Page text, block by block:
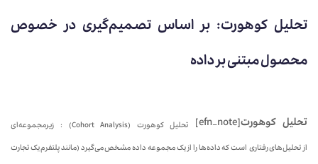
تحلیل کوهورت: بر اساس تصمیم‌گیری در خصوص
محصول مبتنی بر داده
تحلیل کوهورت[efn_note]
تحلیل کوهورت (Cohort Analysis) : زیرمجموعه‌ای
از تحلیل‌های رفتاری است که داده‌ها را از یک مجموعه داده مشخص می‌گیرد (مانند پلتفرم یک تجارت